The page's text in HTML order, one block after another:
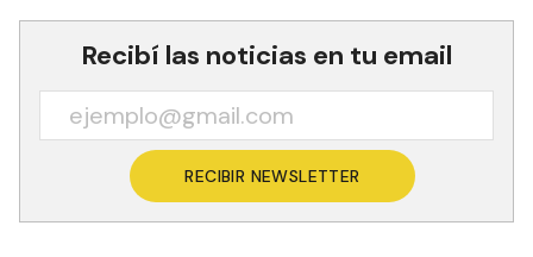
Recibí las noticias en tu email
RECIBIR NEWSLETTER